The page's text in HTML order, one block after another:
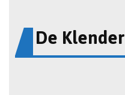
De Klender